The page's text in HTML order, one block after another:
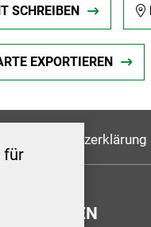
für
SCHREIBEN
EXPORTIEREN
Datenschutzerklärung